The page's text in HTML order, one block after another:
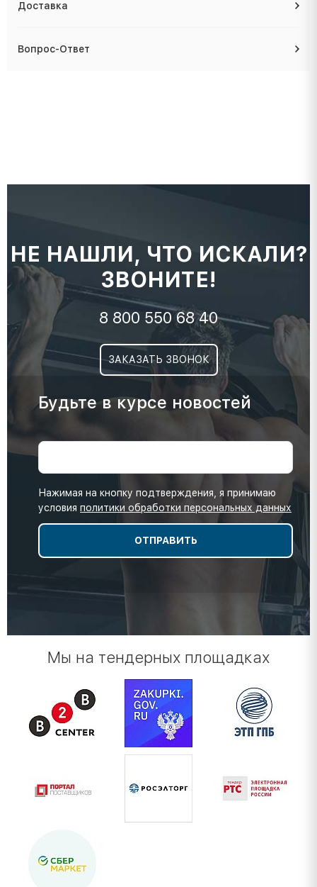
Доставка
Вопрос-Ответ
НЕ НАШЛИ, ЧТО ИСКАЛИ?
ЗВОНИТЕ!
8 800 550 68 40
ЗАКАЗАТЬ ЗВОНОК
Будьте в курсе новостей
Нажимая на кнопку подтверждения, я принимаю
условия политики обработки персональных данных
Мы на тендерных площадках